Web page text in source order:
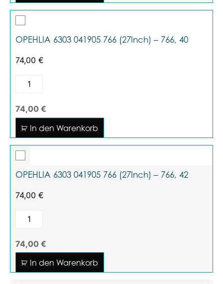
OPEHLIA 6303 041905 766 (27Inch) – 766, 40
74,00 €
74,00 €
In den Warenkorb
OPEHLIA 6303 041905 766 (27Inch) – 766, 42
74,00 €
74,00 €
In den Warenkorb